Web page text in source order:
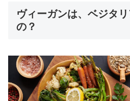
ヴィーガンは、ベジタ
の？